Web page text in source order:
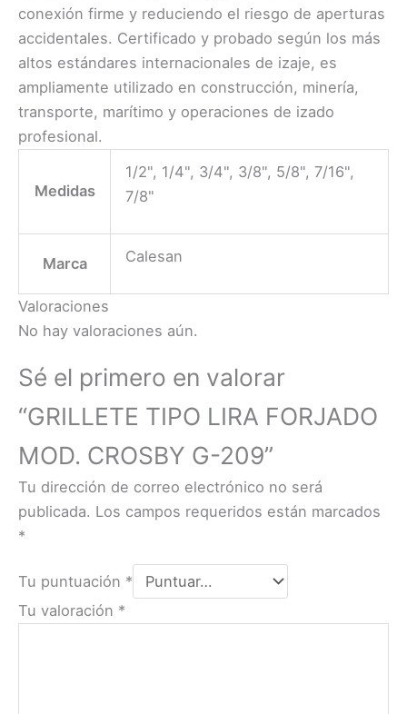
conexión firme y reduciendo el riesgo de aperturas
accidentales. Certificado y probado según los más
altos estándares internacionales de izaje, es
ampliamente utilizado en construcción, minería,
transporte, marítimo y operaciones de izado
profesional.
Medidas
1/2", 1/4", 3/4", 3/8", 5/8", 7/16",
7/8"
Marca Calesan
Valoraciones
No hay valoraciones aún.
Sé el primero en valorar
“GRILLETE TIPO LIRA FORJADO
MOD. CROSBY G-209”
Tu dirección de correo electrónico no será
publicada. Los campos requeridos están marcados
*
Tu puntuación *
Tu valoración *